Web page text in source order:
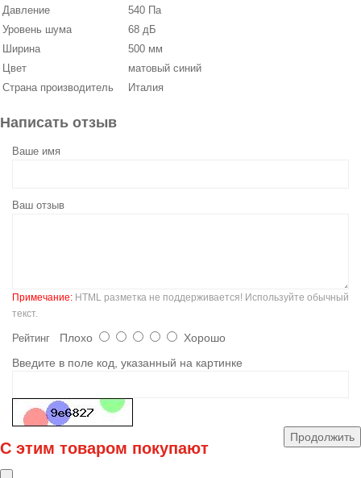
Давление
540 Па
Уровень шума
68 дБ
Ширина
500 мм
Цвет
матовый синий
Страна производитель
Италия
Написать отзыв
Ваше имя
Ваш отзыв
Примечание: HTML разметка не поддерживается! Используйте обычный
текст.
Рейтинг Плохо
Хорошо
Введите в поле код, указанный на картинке
Продолжить
С этим товаром покупают